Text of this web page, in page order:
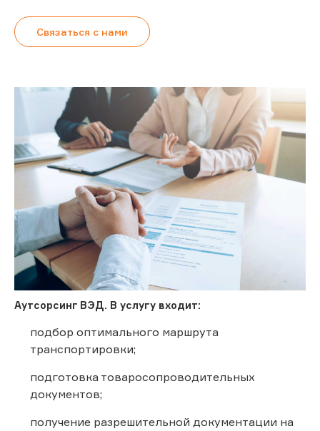
Связаться с нами
Аутсорсинг ВЭД. В услугу входит:
подбор оптимального маршрута
транспортировки;
подготовка товаросопроводительных
документов;
получение разрешительной документации на